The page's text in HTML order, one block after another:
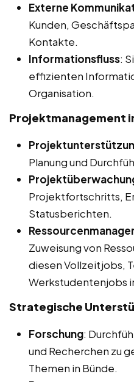
Externe
Kunden,
Kontakte.
Informationsfluss:
effizienten
Organisation.
Projektmanagement
Planung und
Projektfortschritts,
Statusberichten.
Zuweisung von
diesen Vollzeitjobs,
Werkstudentenjobs
Strategische
Forschung:
und Recherchen zu
Themen in Bünde.